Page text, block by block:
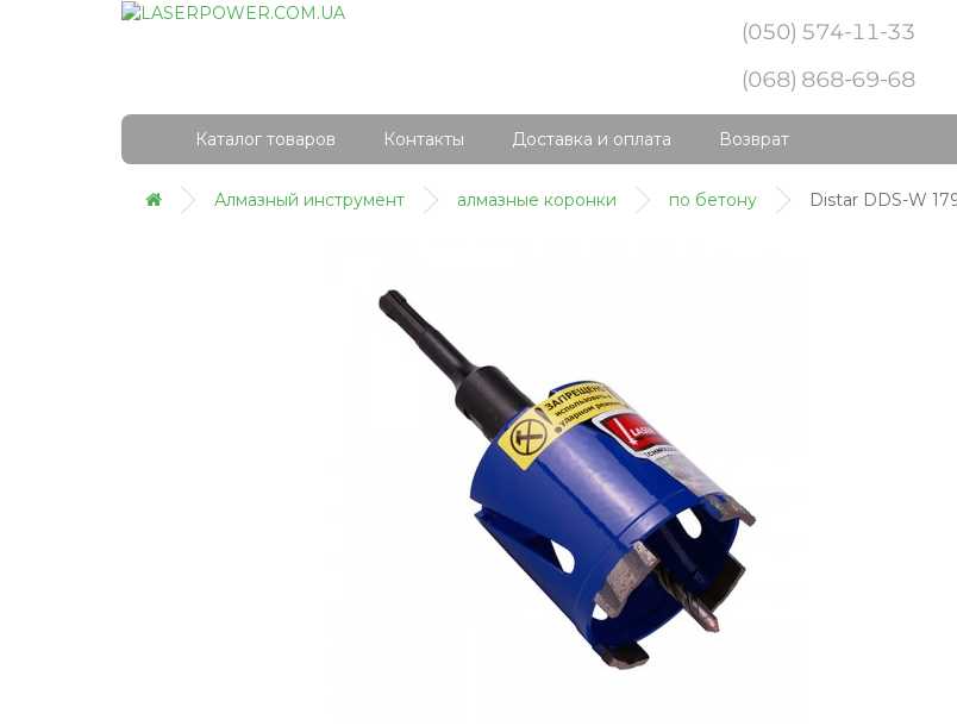
(050) 574-11-33
(068) 868-69-68
Каталог товаров Контакты Доставка и оплата Возврат
Алмазный инструмент алмазные коронки по бетону Distar DDS-W